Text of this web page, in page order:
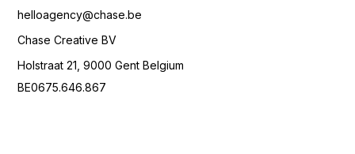
helloagency@chase.be
Chase Creative BV
Holstraat 21, 9000 Gent Belgium
BE0675.646.867